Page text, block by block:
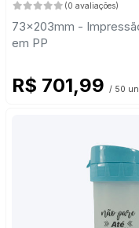
(0 avaliações)
73x203mm -
em PP
R$ 701,99 / 50